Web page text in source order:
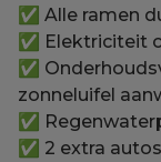
✅ Alle ramen
✅ Elektriciteit
✅
zonneluifel
✅
✅ 2 extra